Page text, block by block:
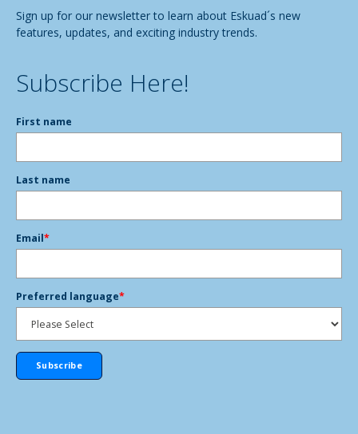
Sign up for our newsletter to learn about Eskuad´s new
features, updates, and exciting industry trends.
Subscribe Here!
First name
Last name
Email*
Preferred language*